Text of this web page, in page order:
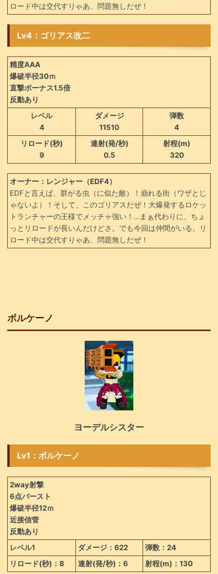
ロード中は交代すりゃあ、問題無しだぜ！
Lv4：ゴリアス改二
精度AAA
爆破半径30ｍ
直撃ボーナス1.5倍
反動あり
レベル
4
ダメージ
11510
弾数
4
リロード(秒)
9
連射(発/秒)
0.5
射程(m)
320
オーナー：レンジャー（EDF4）
EDFと言えば、群がる虫（に似た敵）！崩れる街（ワザとじ
ゃないよ）！そして、このゴリアスだぜ！大爆発するロケッ
トランチャーの王様でメッチャ強い！…まぁ代わりに、ちょ
っとリロードが長いんだけどさ。でも今回は仲間がいる。リ
ロード中は交代すりゃあ、問題無しだぜ！
ボルケーノ
ヨーデルシスター
Lv1：ボルケーノ
2way射撃
6点バースト
爆破半径12ｍ
近接信管
反動あり
レベル1
ダメージ：622
弾数：24
リロード(秒)：8
連射(発/秒)：6 射程(m)：130